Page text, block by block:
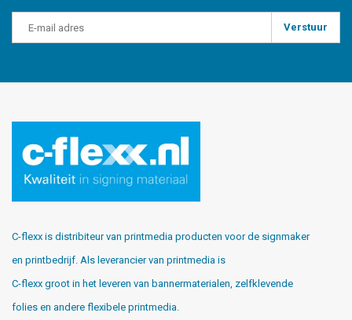
Verstuur
C-flexx is distribiteur van printmedia producten voor de signmaker
en printbedrijf. Als leverancier van printmedia is
C-flexx groot in het leveren van bannermaterialen, zelfklevende
folies en andere flexibele printmedia.